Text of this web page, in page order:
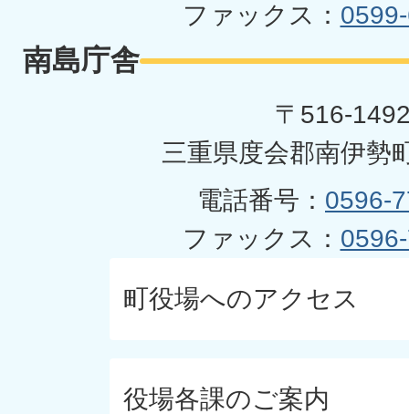
ファックス：
南島庁舎
〒516-
三重県度会郡南伊勢
電話番号： 0596-
ファックス：
町役場へのアクセス
役場各課のご案内